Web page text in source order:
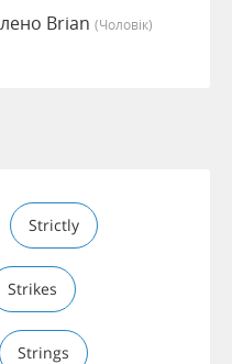
Brian (чоловік)
Strictly
Strikes
Strings